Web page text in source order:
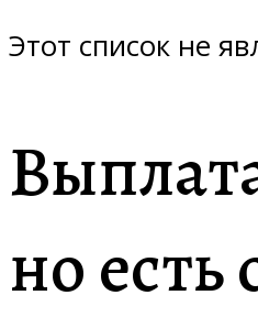
Этот список не
но